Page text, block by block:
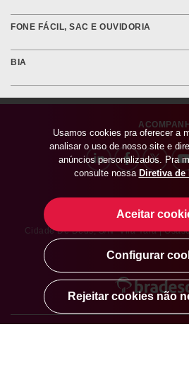
FONE FÁCIL, SAC E OUVIDORIA
BIA
Banco Bradesco SA | CNPJ:
Cidade De Deus, S/nº Vila Yara |
Usamos cookies pra oferecer a
analisar o uso de nosso site e
anúncios personalizados. Pra
consulte nossa Diretiva de
Rejeitar cookies não
Configurar
Aceitar